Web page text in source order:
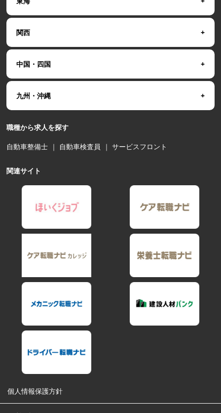
関西
中国・四国
九州・沖縄
職種から求人を探す
自動車整備士 ｜ 自動車検査員 ｜サービスフロント
関連サイト
個人情報保護方針